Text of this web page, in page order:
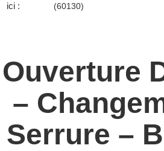
ici :
(60130)
Ouverture
–
Serrure –